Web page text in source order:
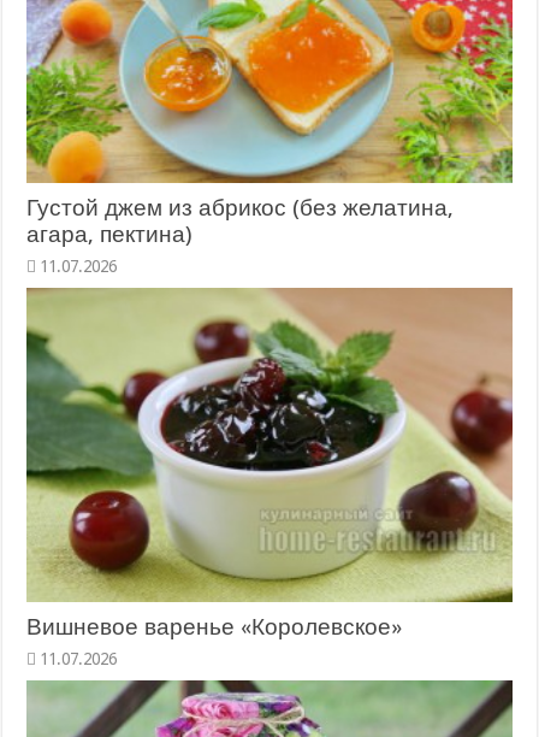
Густой джем из абрикос (без желатина,
агара, пектина)
11.07.2026
Вишневое варенье «Королевское»
11.07.2026